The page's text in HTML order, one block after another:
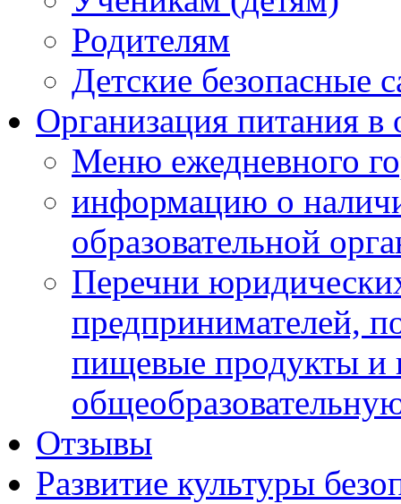
Родителям
Детские безопасные
Организация питания в
Меню ежедневного
информацию о
образовательной
Перечни
предпринимателей,
пищевые продукты и
Отзывы
Развитие культуры